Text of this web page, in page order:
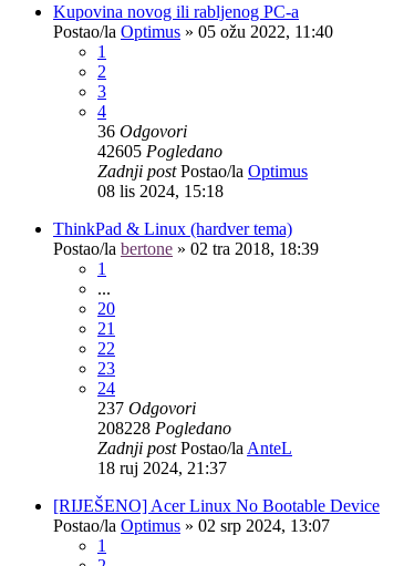
Kupovina novog ili rabljenog PC-a
Postao/la Optimus » 05 ožu 2022, 11:40
1
2
3
4
36 Odgovori
42605 Pogledano
Zadnji postPostao/la Optimus
08 lis 2024, 15:18
ThinkPad & Linux (hardver tema)
Postao/la bertone » 02 tra 2018, 18:39
1
...
20
21
22
23
24
237 Odgovori
208228 Pogledano
Zadnji postPostao/la AnteL
18 ruj 2024, 21:37
[RIJEŠENO] Acer Linux No Bootable Device
Postao/la Optimus » 02 srp 2024, 13:07
1